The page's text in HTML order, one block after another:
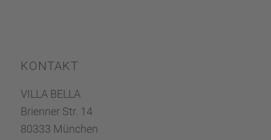
KONTAKT
VILLA BELLA
Brien­ner Str. 14
80333 München